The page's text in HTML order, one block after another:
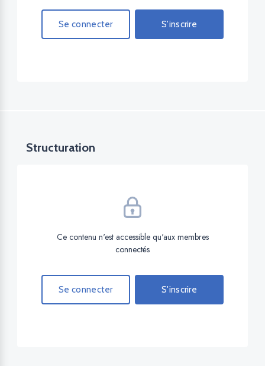
Se connecter S'inscrire
Structuration
Ce contenu n'est accessible qu'aux membres
connectés
Se connecter S'inscrire